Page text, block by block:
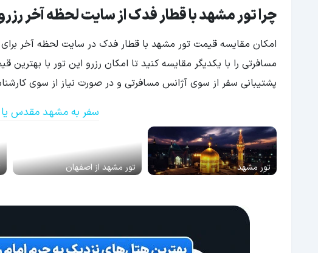
چرا تور مشهد با قطار فدک از سایت لحظه آخر
امکان مقایسه قیمت تور مشهد با قطار فدک در سایت لحظه آخر
مسافرتی را با یکدیگر مقایسه کنید تا امکان رزرو این تور با
پشتیبانی سفر از سوی آژانس مسافرتی و در صورت نیاز از سوی
سفر به مشهد مقدس یا
تور مشهد تور مشهد از اصفهان